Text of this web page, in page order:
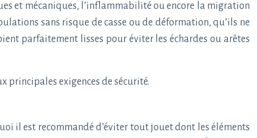
et mécaniques, l’inflammabilité ou encore la migration
sans risque de casse ou de déformation, qu’ils ne
parfaitement lisses pour éviter les échardes ou arêtes
principales exigences de sécurité.
il est recommandé d’éviter tout jouet dont les éléments